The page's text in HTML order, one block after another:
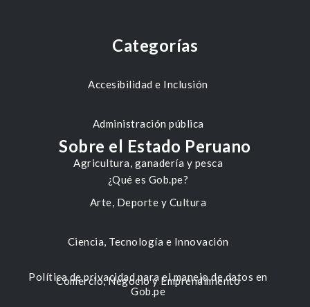
Categorías
Accesibilidad e Inclusión
Administración pública
Agricultura, ganadería y pesca
Arte, Deporte y Cultura
Ciencia, Tecnología e Innovación
Comercio, Negocio y Emprendimiento
Sobre el Estado Peruano
¿Qué es Gob.pe?
Política de privacidad para el manejo de datos en
Gob.pe